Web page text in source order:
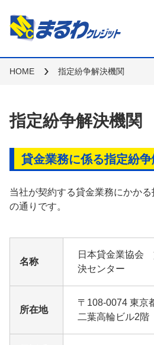
HOME 指定紛争解決機関
指定紛争解決機関
貸金業務に係る指定紛
当社が契約する貸金業務にかか
の通りです。
名称
日本貸金業協会
決センター
所在地
〒108-0074 東
二葉高輪ビル2階